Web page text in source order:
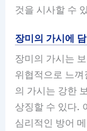
것을 시사할 수
장미의 가시에
장미의 가시는
위협적으로 느
의 가시는 강한
상징할 수 있다.
심리적인 방어